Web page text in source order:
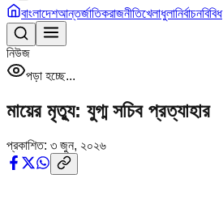
বাংলাদেশআন্তর্জাতিকরাজনীতিখেলাধুলানির্বাচনবিবিধ
নিউজ
পড়া হচ্ছে...
মায়ের মৃত্যু: যুগ্ম সচিব প্রত্যাহার
প্রকাশিত: ৩ জুন, ২০২৬